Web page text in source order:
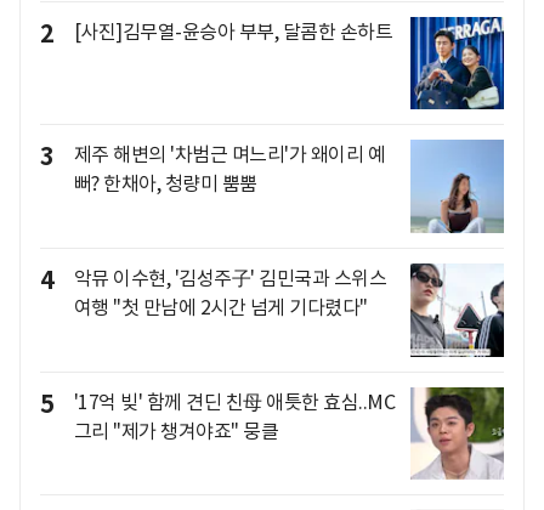
2 [사진]김무열-윤승아 부부, 달콤한 손하트
3
제주 해변의 '차범근 며느리'가 왜이리 예
뻐? 한채아, 청량미 뿜뿜
4
악뮤 이수현, '김성주子' 김민국과 스위스
여행 "첫 만남에 2시간 넘게 기다렸다"
5
'17억 빚' 함께 견딘 친母 애틋한 효심..MC
그리 "제가 챙겨야죠" 뭉클